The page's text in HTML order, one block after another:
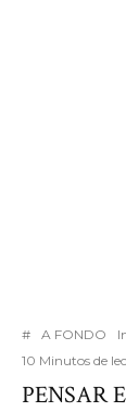
# A FONDO
10 Minutos de
PENSAR